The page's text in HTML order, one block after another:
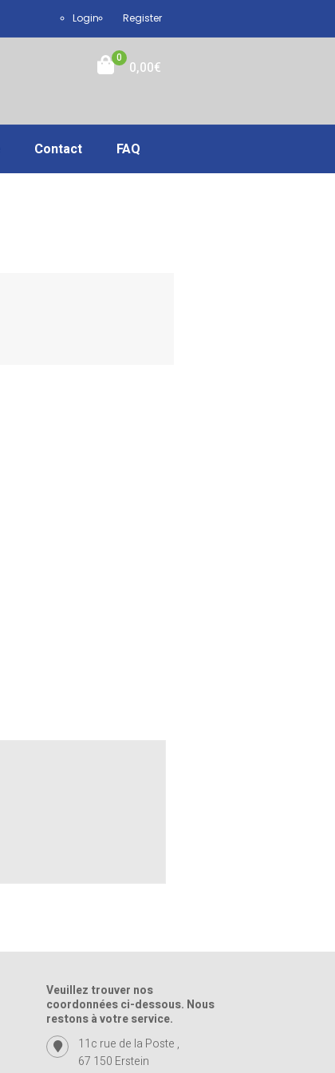
Login Register
0
0,00€
Contact FAQ
Veuillez trouver nos
coordonnées ci-dessous. Nous
restons à votre service.
11c rue de la Poste ,
67 150 Erstein